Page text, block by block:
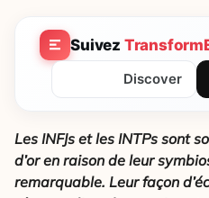
Suivez
Discover
Les INFJs et les INTPs sont
d’oren raison de leur
remarquable. Leur façon